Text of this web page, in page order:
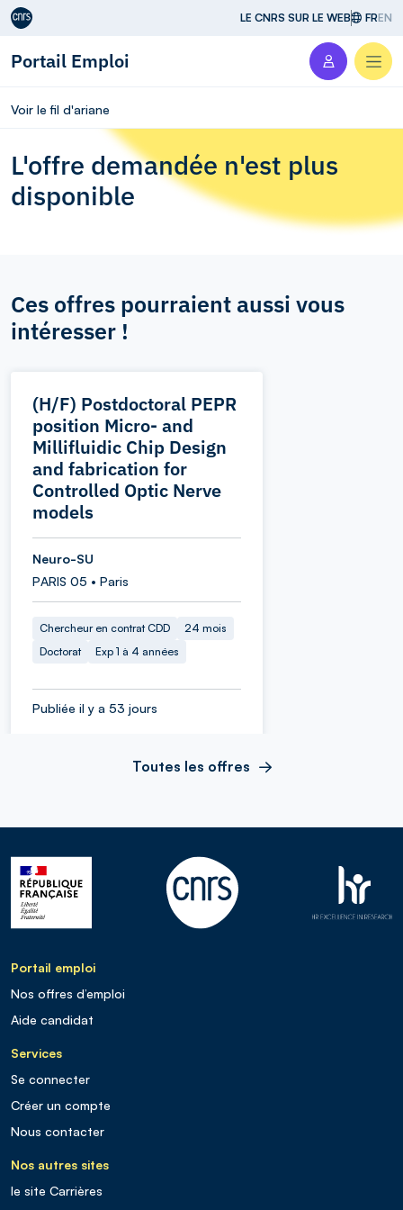
Aller au contenu LE CNRS SUR LE WEB FREN
Portail Emploi
Voir le fil d'ariane
L'offre demandée n'est plus
disponible
Ces offres pourraient aussi vous
intéresser !
(H/F) Postdoctoral PEPR
position Micro‑ and
Millifluidic Chip Design
and fabrication for
Controlled Optic Nerve
models
Neuro-SU
PARIS 05 • Paris
Chercheur en contrat CDD
24 mois
Doctorat
Exp 1 à 4 années
Publiée il y a 53 jours
Toutes les offres
Portail emploi
Nos offres d’emploi
Aide candidat
Services
Se connecter
Créer un compte
Nous contacter
Nos autres sites
le site Carrières